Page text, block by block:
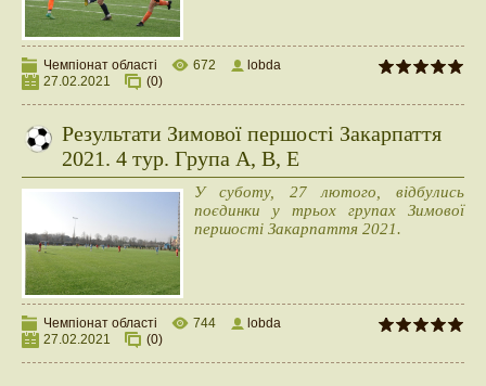
Чемпіонат області 672
lobda
27.02.2021
(0)
Результати Зимової першості Закарпаття
2021. 4 тур. Група A, B, E
У суботу, 27 лютого, відбулись
поєдинки у трьох групах Зимової
першості Закарпаття 2021.
Чемпіонат області 744
lobda
27.02.2021
(0)